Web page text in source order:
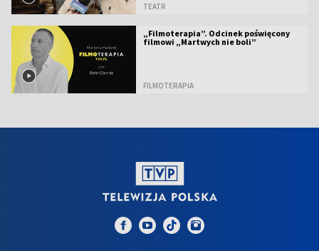
TEATR
„Filmoterapia”. Odcinek poświęcony
filmowi „Martwych nie boli”
FILMOTERAPIA